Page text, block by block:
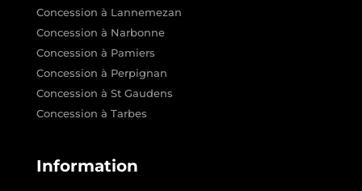
Concession à Lannemezan
Concession à Narbonne
Concession à Pamiers
Concession à Perpignan
Concession à St Gaudens
Concession à Tarbes
Information